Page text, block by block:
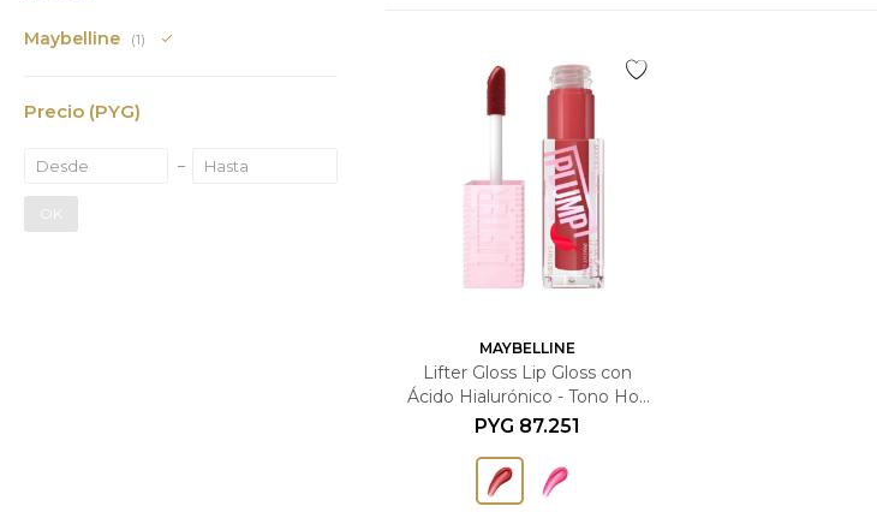
MAYBELLINE
Lifter Gloss Lip Gloss con
Ácido Hialurónico - Tono Hot
Chili
PYG 87.251
Maybelline (1)
Precio (PYG)
OK